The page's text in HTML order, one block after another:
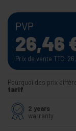
PVP
26,46
Prix de vente TTC:
Pourquoi des prix
tarif
2 years
warranty